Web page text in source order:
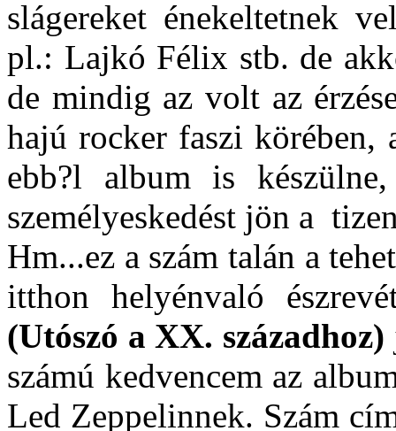
slágereket énekeltetnek
pl.: Lajkó Félix stb. de
de mindig az volt az
hajú rocker faszi
ebb?l album is
személyeskedést jön a
Hm...ez a szám talán a
itthon helyénvaló
(Utószó a XX. századhoz)
számú kedvencem az
Led Zeppelinnek. Szám